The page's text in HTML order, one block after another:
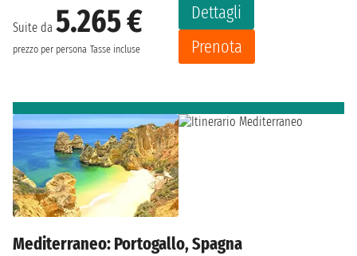
Suite da 5.265 €
prezzo per persona Tasse incluse
Dettagli
Prenota
Mediterraneo: Portogallo, Spagna